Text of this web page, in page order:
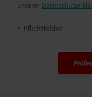
unserer
* Pflichtfelder